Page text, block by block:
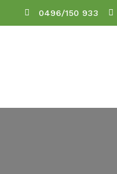
0496/150 933